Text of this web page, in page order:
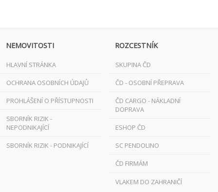
NEMOVITOSTI
HLAVNÍ STRÁNKA
OCHRANA OSOBNÍCH ÚDAJŮ
PROHLÁŠENÍ O PŘÍSTUPNOSTI
SBORNÍK RIZIK -
NEPODNIKAJÍCÍ
SBORNÍK RIZIK - PODNIKAJÍCÍ
ROZCESTNÍK
SKUPINA ČD
ČD - OSOBNÍ PŘEPRAVA
ČD CARGO - NÁKLADNÍ
DOPRAVA
ESHOP ČD
SC PENDOLINO
ČD FIRMÁM
VLAKEM DO ZAHRANIČÍ